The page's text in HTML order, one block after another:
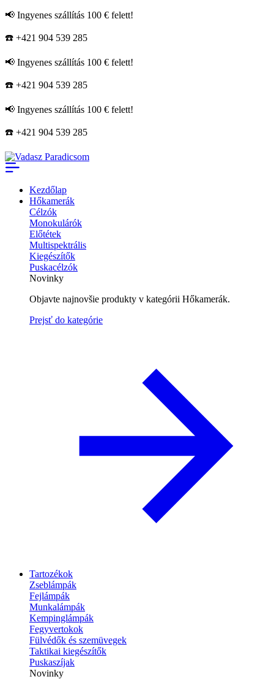
📢 Ingyenes szállítás 100 € felett!
☎️ +421 904 539 285
📢 Ingyenes szállítás 100 € felett!
☎️ +421 904 539 285
📢 Ingyenes szállítás 100 € felett!
☎️ +421 904 539 285
Kezdőlap
Hőkamerák
Célzók
Monokulárók
Előtétek
Multispektrális
Kiegészítők
Puskacélzók
Novinky
Objavte najnovšie produkty v kategórii Hőkamerák.
Prejsť do kategórie
Tartozékok
Zseblámpák
Fejlámpák
Munkalámpák
Kempinglámpák
Fegyvertokok
Fülvédők és szemüvegek
Taktikai kiegészítők
Puskaszíjak
Novinky